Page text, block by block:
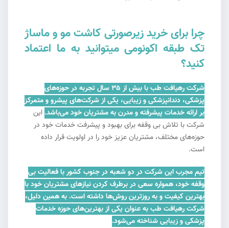
چرا برای خرید زیرصورتی کاشت مو و ماساژ
تک طبقه اکونومی میتوانید به ما اعتماد
کنید؟
شرکت رهیافت طب با بیش از ۳۵ سال تجربه در حوزه‌های
پزشکی، دندانپزشکی و زیبایی، یکی از شرکت‌های پیشرو و متمرکز
بر ارائه خدمات پیشرفته و مدرن به مشتریان خود می‌باشد. این
شرکت با تلاش بی وقفه برای بهبود و پیشرفت خدمات خود در
حوزه‌های مختلف، مشتریان عزیز خود را در اولویت قرار داده
است.
تیم مجرب این شرکت در دو شعبه در جنوب کشور با فعالیت بی
وقفه خود، همواره سعی در برطرف کردن نیازهای مشتریان خود با
بهترین کیفیت و به روزترین روش‌ها داشته است. به همین دلیل،
شرکت رهیافت طب به عنوان یکی از بهترین‌های حوزه خدمات
پزشکی و زیبایی شناخته می‌شود.